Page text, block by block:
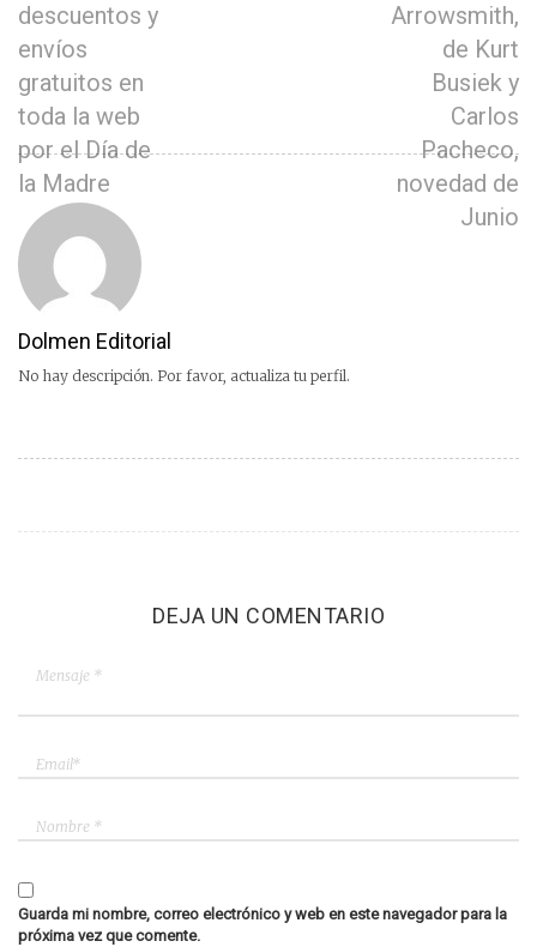
descuentos y
envíos
gratuitos en
toda la web
por el Día de
la Madre
Arrowsmith,
de Kurt
Busiek y
Carlos
Pacheco,
novedad de
Junio
Dolmen Editorial
No hay descripción. Por favor, actualiza tu perfil.
DEJA UN COMENTARIO
Guarda mi nombre, correo electrónico y web en este navegador para la
próxima vez que comente.